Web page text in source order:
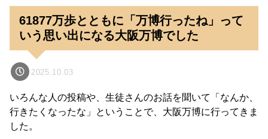
61877万歩とともに「万博行ったね」って
いう思い出になる大阪万博でした
2025.10.03
いろんな人の投稿や、生徒さんのお話を聞いて「なんか、
行きたくなったな」ということで、大阪万博に行ってきま
した。